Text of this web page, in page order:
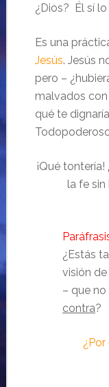
¿Dios? Él sí lo
Es una
Jesús. Jesús
pero –
malvados
qué te
¡Qué
la fe sin
¿Estás
visión
– que
contra?